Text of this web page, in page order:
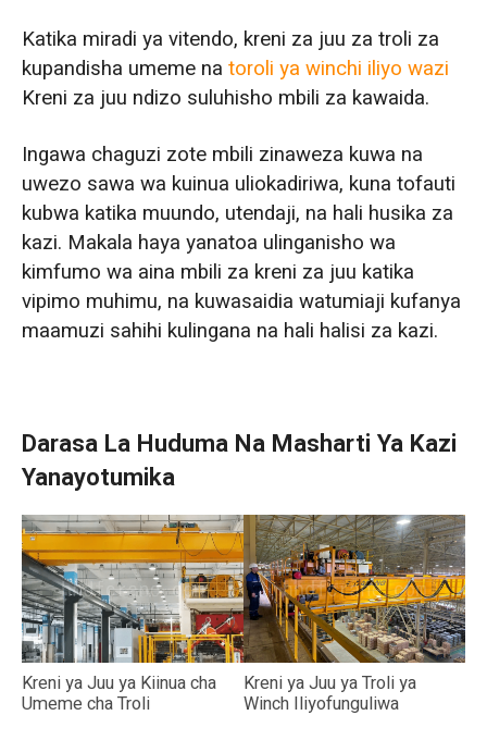
Katika miradi ya vitendo, kreni za juu za troli za
kupandisha umeme na toroli ya winchi iliyo wazi
Kreni za juu ndizo suluhisho mbili za kawaida.
Ingawa chaguzi zote mbili zinaweza kuwa na
uwezo sawa wa kuinua uliokadiriwa, kuna tofauti
kubwa katika muundo, utendaji, na hali husika za
kazi. Makala haya yanatoa ulinganisho wa
kimfumo wa aina mbili za kreni za juu katika
vipimo muhimu, na kuwasaidia watumiaji kufanya
maamuzi sahihi kulingana na hali halisi za kazi.
Darasa La Huduma Na Masharti Ya Kazi
Yanayotumika
Kreni ya Juu ya Kiinua cha
Umeme cha Troli
Kreni ya Juu ya Troli ya
Winch Iliyofunguliwa